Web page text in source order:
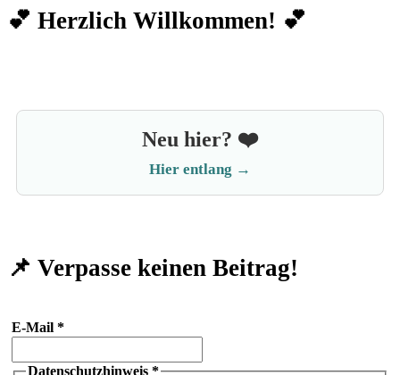
💕 Herzlich Willkommen! 💕
Neu hier? ❤️
Hier entlang →
📌 Verpasse keinen Beitrag!
E-Mail *
Datenschutzhinweis *